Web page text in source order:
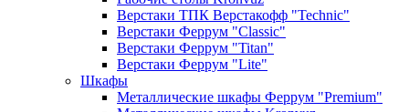
Верстаки ТПК Верстакофф "Technic"
Верстаки Феррум "Classic"
Верстаки Феррум "Titan"
Верстаки Феррум "Lite"
Шкафы
Металлические шкафы Феррум "Premium"